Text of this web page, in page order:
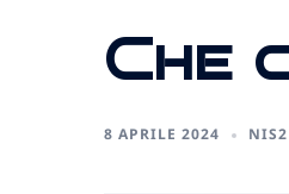
Che
8 APRILE 2024 NIS2